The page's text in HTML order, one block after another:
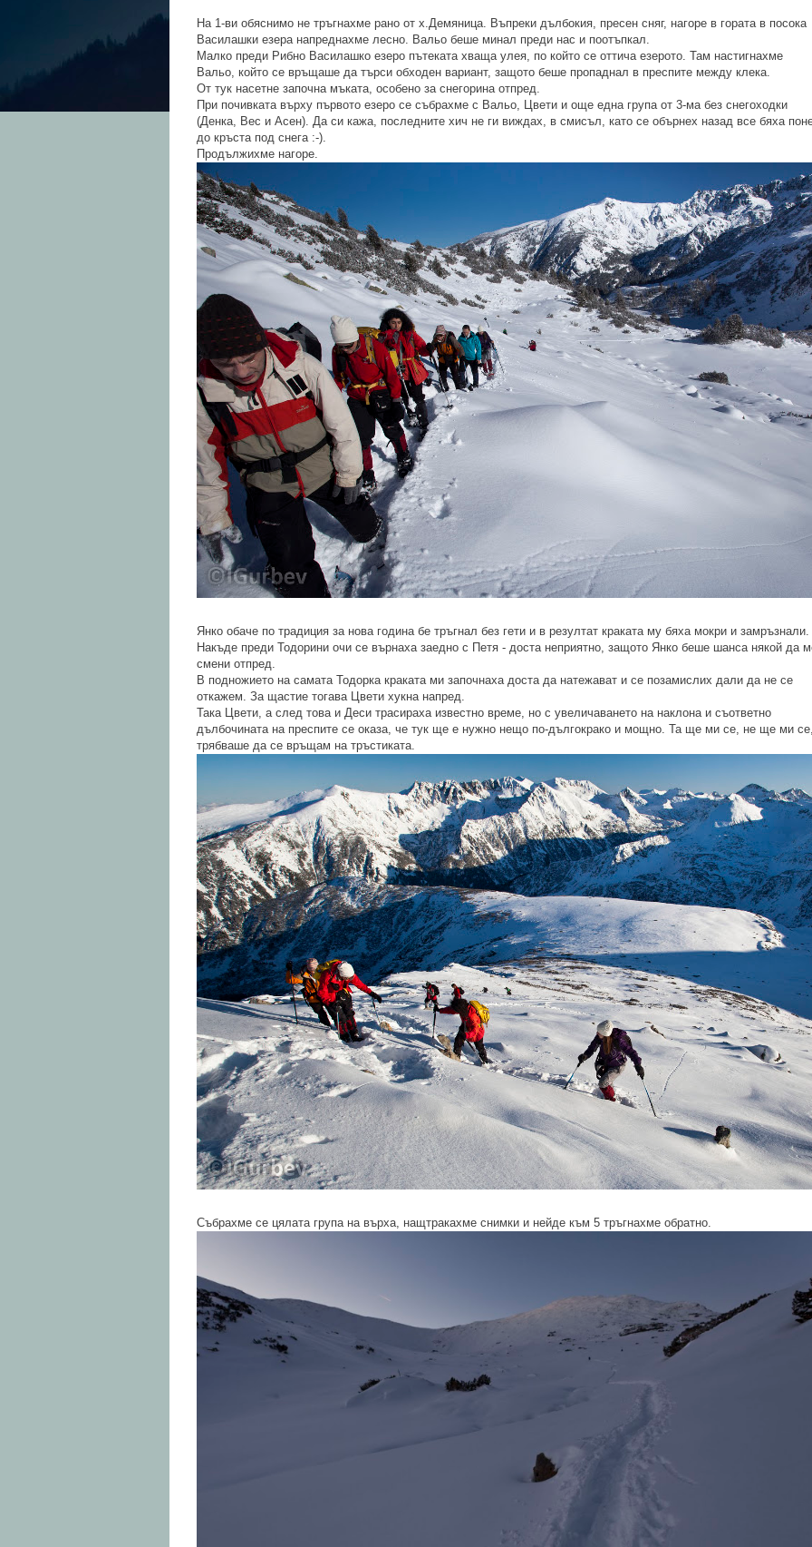
На 1-ви обяснимо не тръгнахме рано от х.Демяница. Въпреки дълбокия, пресен сняг, нагоре в гората в посока
Василашки езера напреднахме лесно. Вальо беше минал преди нас и поотъпкал.
Малко преди Рибно Василашко езеро пътеката хваща улея, по който се оттича езерото. Там настигнахме
Вальо, който се връщаше да търси обходен вариант, защото беше пропаднал в преспите между клека.
От тук насетне започна мъката, особено за снегорина отпред.
При почивката върху първото езеро се събрахме с Вальо, Цвети и още една група от 3-ма без снегоходки
(Денка, Вес и Асен). Да си кажа, последните хич не ги виждах, в смисъл, като се обърнех назад все бяха
до кръста под снега :-).
Продължихме нагоре.
Янко обаче по традиция за нова година бе тръгнал без гети и в резултат краката му бяха мокри и замръзнали.
Накъде преди Тодорини очи се върнаха заедно с Петя - доста неприятно, защото Янко беше шанса някой да
смени отпред.
В подножието на самата Тодорка краката ми започнаха доста да натежават и се позамислих дали да не се
откажем. За щастие тогава Цвети хукна напред.
Така Цвети, а след това и Деси трасираха известно време, но с увеличаването на наклона и съответно
дълбочината на преспите се оказа, че тук ще е нужно нещо по-дългокрако и мощно. Та ще ми се, не ще ми
трябваше да се връщам на тръстиката.
Събрахме се цялата група на върха, нащтракахме снимки и нейде към 5 тръгнахме обратно.